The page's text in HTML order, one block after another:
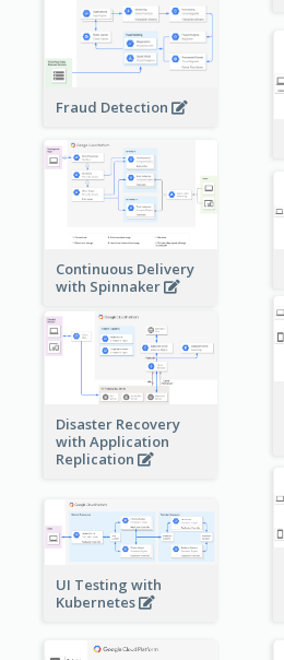
Fraud Detection
Continuous Delivery
with Spinnaker
Disaster Recovery
with Application
Replication
UI Testing with
Kubernetes